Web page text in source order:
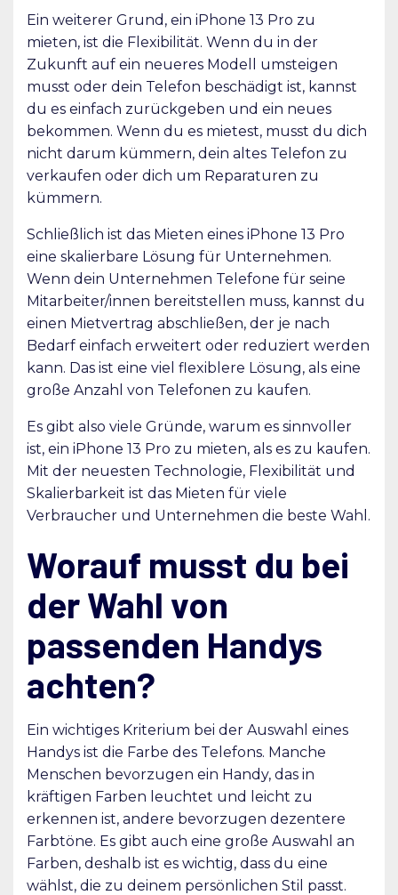
Ein weiterer Grund, ein iPhone 13 Pro zu
mieten, ist die Flexibilität. Wenn du in der
Zukunft auf ein neueres Modell umsteigen
musst oder dein Telefon beschädigt ist, kannst
du es einfach zurückgeben und ein neues
bekommen. Wenn du es mietest, musst du dich
nicht darum kümmern, dein altes Telefon zu
verkaufen oder dich um Reparaturen zu
kümmern.
Schließlich ist das Mieten eines iPhone 13 Pro
eine skalierbare Lösung für Unternehmen.
Wenn dein Unternehmen Telefone für seine
Mitarbeiter/innen bereitstellen muss, kannst du
einen Mietvertrag abschließen, der je nach
Bedarf einfach erweitert oder reduziert werden
kann. Das ist eine viel flexiblere Lösung, als eine
große Anzahl von Telefonen zu kaufen.
Es gibt also viele Gründe, warum es sinnvoller
ist, ein iPhone 13 Pro zu mieten, als es zu kaufen.
Mit der neuesten Technologie, Flexibilität und
Skalierbarkeit ist das Mieten für viele
Verbraucher und Unternehmen die beste Wahl.
Worauf musst du bei
der Wahl von
passenden Handys
achten?
Ein wichtiges Kriterium bei der Auswahl eines
Handys ist die Farbe des Telefons. Manche
Menschen bevorzugen ein Handy, das in
kräftigen Farben leuchtet und leicht zu
erkennen ist, andere bevorzugen dezentere
Farbtöne. Es gibt auch eine große Auswahl an
Farben, deshalb ist es wichtig, dass du eine
wählst, die zu deinem persönlichen Stil passt.